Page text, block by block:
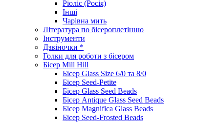
Ріоліс (Росія)
Інші
Чарівна мить
Література по бісероплетінню
Інструменти
Дзвіночки *
Голки для роботи з бісером
Бісер Mill Hill
Бісер Glass Size 6/0 та 8/0
Бісер Seed-Petite
Бісер Glass Seed Beads
Бісер Antique Glass Seed Beads
Бісер Magnifica Glass Beads
Бісер Seed-Frosted Beads